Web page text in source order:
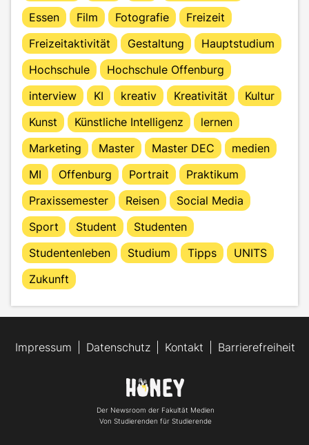
Essen
Film Fotografie
Freizeit
Freizeitaktivität
Gestaltung
Hauptstudium
Hochschule
Hochschule Offenburg
interview
KI kreativ Kreativität
Kultur
Kunst
Künstliche Intelligenz
lernen
Marketing
Master Master DEC
medien
MI
Offenburg Portrait
Praktikum
Praxissemester
Reisen
Social Media
Sport
Student
Studenten
Studentenleben
Studium Tipps
UNITS
Zukunft
Der Newsroom der Fakultät Medien
Von Studierenden für Studierende
Impressum Datenschutz Kontakt Barrierefreiheit